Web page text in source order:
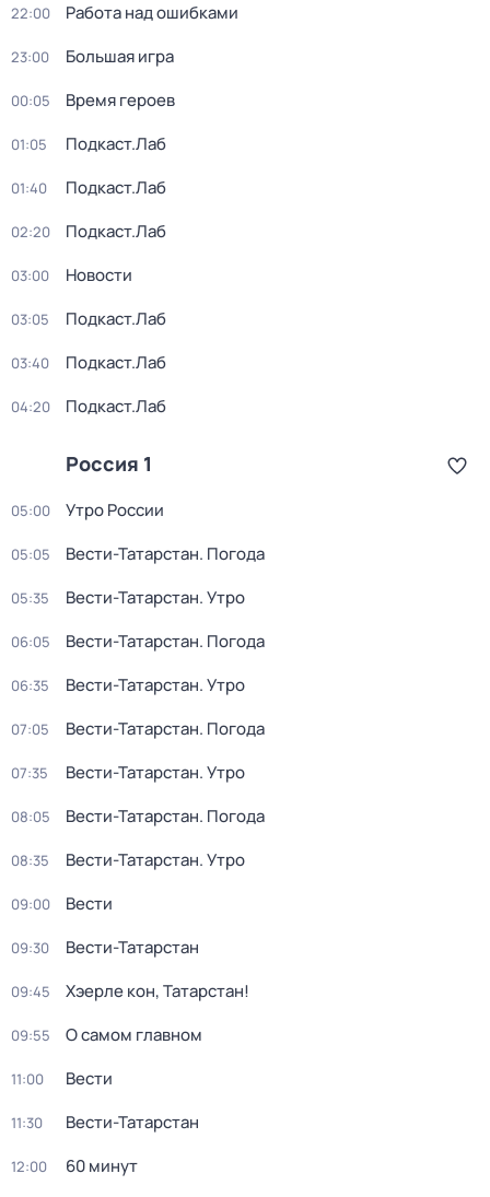
22:00 Работа над ошибками
23:00 Большая игра
00:05 Время героев
01:05 Подкаст.Лаб
01:40 Подкаст.Лаб
02:20 Подкаст.Лаб
03:00 Новости
03:05 Подкаст.Лаб
03:40 Подкаст.Лаб
04:20 Подкаст.Лаб
Россия 1
05:00 Утро России
05:05 Вести-Татарстан. Погода
05:35 Вести-Татарстан. Утро
06:05 Вести-Татарстан. Погода
06:35 Вести-Татарстан. Утро
07:05 Вести-Татарстан. Погода
07:35 Вести-Татарстан. Утро
08:05 Вести-Татарстан. Погода
08:35 Вести-Татарстан. Утро
09:00 Вести
09:30 Вести-Татарстан
09:45 Хэерле кон, Татарстан!
09:55 О самом главном
11:00 Вести
11:30 Вести-Татарстан
12:00 60 минут